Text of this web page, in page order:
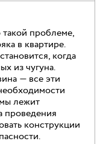
проблеме,
в квартире.
когда
из чугуна.
— все эти
лежит
проведения
конструкции